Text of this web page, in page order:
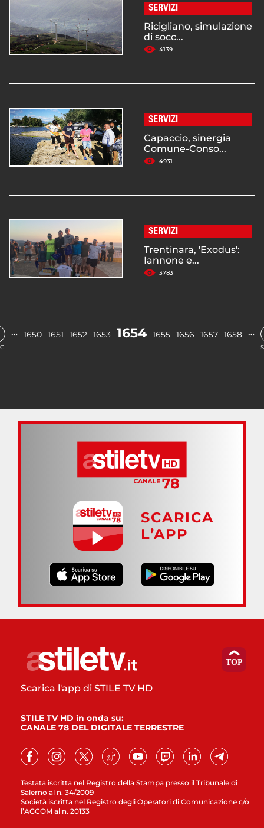
SERVIZI
Ricigliano, simulazione
di socc...
4139
SERVIZI
Capaccio, sinergia
Comune-Conso...
4931
SERVIZI
Trentinara, 'Exodus':
Iannone e...
3783
… 1650 1651 1652 1653 1654 1655 1656 1657 1658 …
SCARICA
L’APP
Testata iscritta nel Registro della Stampa presso il Tribunale di
Salerno al n. 34/2009
Società iscritta nel Registro degli Operatori di Comunicazione c/o
l’AGCOM al n. 20133
Scarica l'app di STILE TV HD
STILE TV HD in onda su:
CANALE 78 DEL DIGITALE TERRESTRE